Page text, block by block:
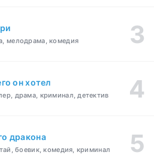
мелодрама, комедия
он хотел
драма, криминал, детектив
дракона
боевик, комедия, криминал